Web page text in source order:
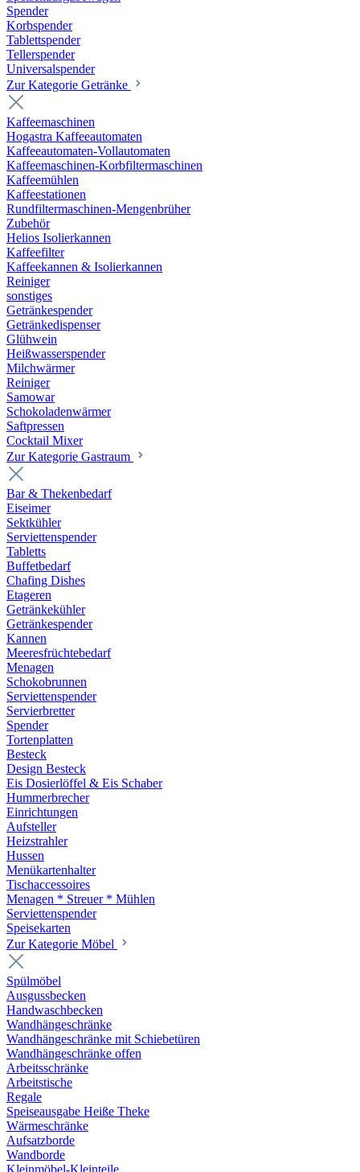
Spender
Korbspender
Tablettspender
Tellerspender
Universalspender
Zur Kategorie Getränke
Kaffeemaschinen
Hogastra Kaffeeautomaten
Kaffeeautomaten-Vollautomaten
Kaffeemaschinen-Korbfiltermaschinen
Kaffeemühlen
Kaffeestationen
Rundfiltermaschinen-Mengenbrüher
Zubehör
Helios Isolierkannen
Kaffeefilter
Kaffeekannen & Isolierkannen
Reiniger
sonstiges
Getränkespender
Getränkedispenser
Glühwein
Heißwasserspender
Milchwärmer
Reiniger
Samowar
Schokoladenwärmer
Saftpressen
Cocktail Mixer
Zur Kategorie Gastraum
Bar & Thekenbedarf
Eiseimer
Sektkühler
Serviettenspender
Tabletts
Buffetbedarf
Chafing Dishes
Etageren
Getränkekühler
Getränkespender
Kannen
Meeresfrüchtebedarf
Menagen
Schokobrunnen
Serviettenspender
Servierbretter
Spender
Tortenplatten
Besteck
Design Besteck
Eis Dosierlöffel & Eis Schaber
Hummerbrecher
Einrichtungen
Aufsteller
Heizstrahler
Hussen
Menükartenhalter
Tischaccessoires
Menagen * Streuer * Mühlen
Serviettenspender
Speisekarten
Zur Kategorie Möbel
Spülmöbel
Ausgussbecken
Handwaschbecken
Wandhängeschränke
Wandhängeschränke mit Schiebetüren
Wandhängeschränke offen
Arbeitsschränke
Arbeitstische
Regale
Speiseausgabe Heiße Theke
Wärmeschränke
Aufsatzborde
Wandborde
Kleinmöbel-Kleinteile